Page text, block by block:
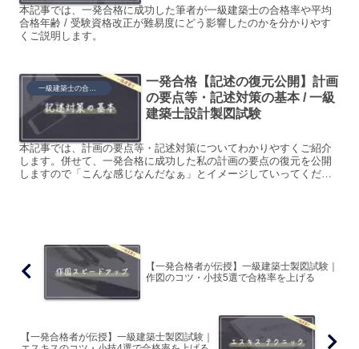
本記事では、一発合格に成功した筆者が一級建築士の合格率や平均
合格年齢 / 受験資格改正が難易度にどう影響したのかを分かりやす
くご説明します。
一級建築士の合格ノウハウ
一発合格【記述の復元公開】計画
の要点等・記述対策の基本 / 一級
建築士設計製図試験
本記事では、計画の要点等・記述対策についてわかりやすくご紹介
します。併せて、一発合格に成功した私の計画の要点の復元を公開
しますので「こんな感じなんだなぁ」とイメージしていってくださ
【一発合格者が伝授】一級建築士製図試験｜
作図のコツ・小技5選で合格率を上げる
【一発合格者が伝授】一級建築士製図試験｜